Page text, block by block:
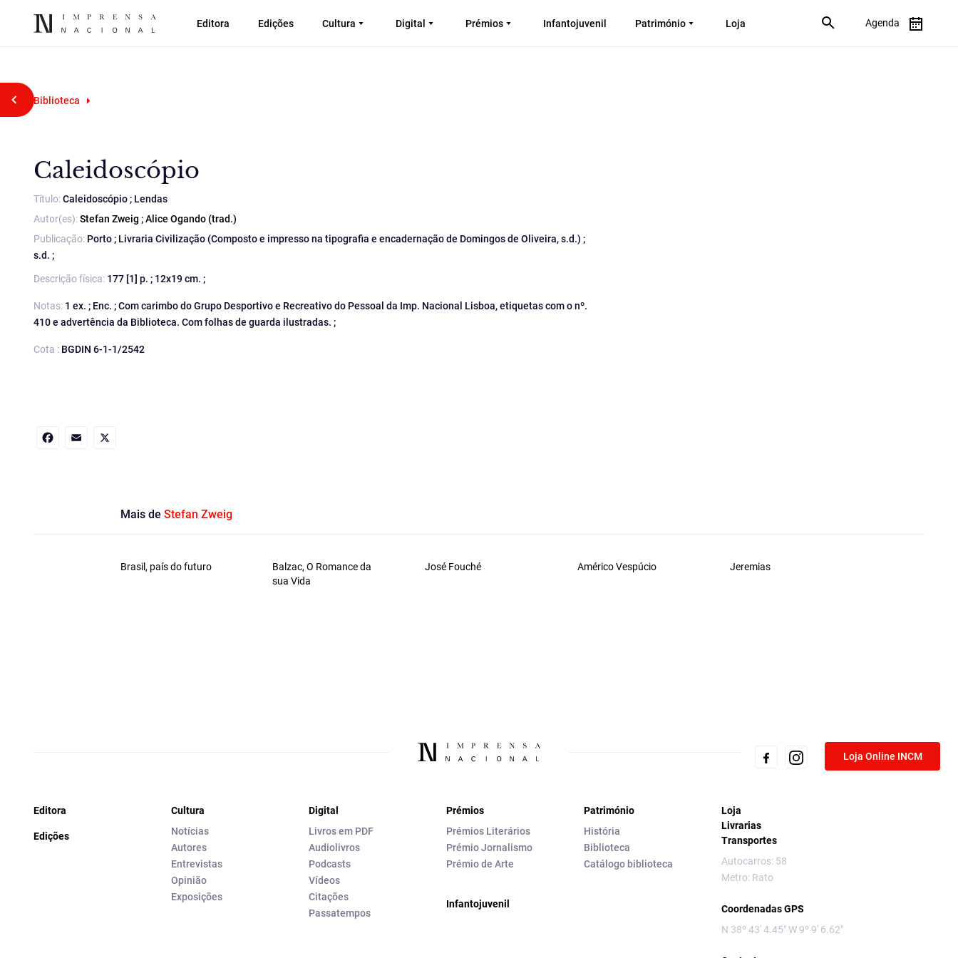
Editora Edições Cultura Digital Prémios Infantojuvenil Património Loja Agenda
Voltar atrás
Biblioteca
Caleidoscópio
Título:Caleidoscópio ; Lendas
Autor(es):Stefan Zweig ;Alice Ogando (trad.)
Publicação: Porto ; Livraria Civilização (Composto e impresso na tipografia e encadernação de Domingos de Oliveira, s.d.) ;
s.d. ;
Descrição física: 177 [1] p. ; 12x19 cm. ;
Notas: 1 ex. ; Enc. ; Com carimbo do Grupo Desportivo e Recreativo do Pessoal da Imp. Nacional Lisboa, etiquetas com o nº.
410 e advertência da Biblioteca. Com folhas de guarda ilustradas. ;
Cota : BGDIN 6-1-1/2542
Mais de Stefan Zweig
Brasil, país do futuro
Balzac, O Romance da
sua Vida
José Fouché Américo Vespúcio Jeremias
Loja Online INCM
Editora
Edições
Cultura
Notícias
Autores
Entrevistas
Opinião
Exposições
Digital
Livros em PDF
Audiolivros
Podcasts
Vídeos
Citações
Passatempos
Prémios
Prémios Literários
Prémio Jornalismo
Prémio de Arte
Infantojuvenil
Património
História
Biblioteca
Catálogo biblioteca
Loja
Livrarias
Transportes
Autocarros: 58
Metro: Rato
Coordenadas GPS
N 38º 43' 4.45" W 9º 9' 6.62"